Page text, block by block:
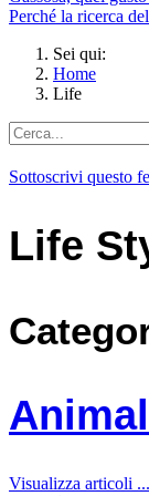
Perché la ricerca
Sei qui:
Home
Life
Sottoscrivi questo
Life
Visualizza articoli ...